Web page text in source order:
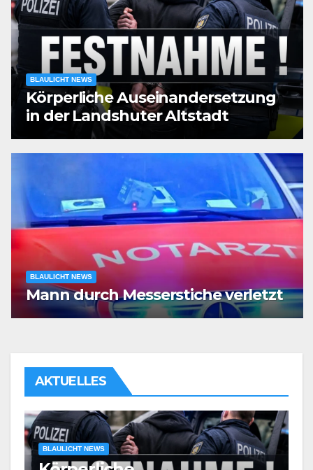
BLAULICHT NEWS
Körperliche Auseinandersetzung
in der Landshuter Altstadt
BLAULICHT NEWS
Mann durch Messerstiche verletzt
AKTUELLES
BLAULICHT NEWS